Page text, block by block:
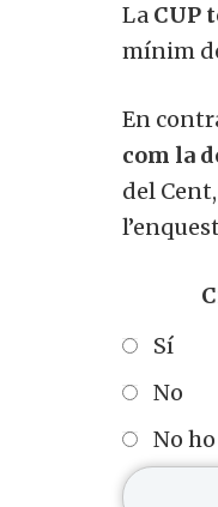
La CUP
mínim
En
com la
del
Sí
No
No ho